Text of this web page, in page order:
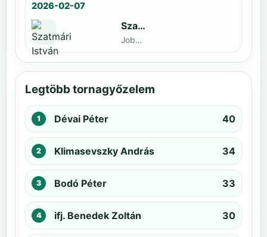
2026-02-07
Szatmári István
Jobbak · döntős: Kiss Barnabás
Legtöbb tornagyőzelem
Dévai Péter 40
Klimasevszky András 34
Bodó Péter 33
ifj. Benedek Zoltán 30